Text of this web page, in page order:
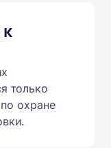
только
охране